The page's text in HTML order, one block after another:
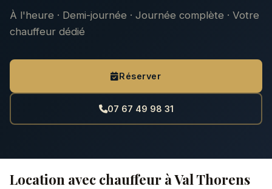
À l'heure · Demi-journée · Journée complète · Votre
chauffeur dédié
Réserver
07 67 49 98 31
Location avec chauffeur à Val Thorens